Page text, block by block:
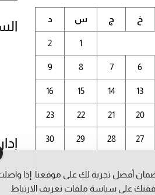
2026
خ ج س د
1
2
6
7
8
9
13
14
15
16
20
21
22
23
27
28
29
30
أفضل تجربة لك على موقعنا. إذا
على سياسة ملفات تعريف الارتباط